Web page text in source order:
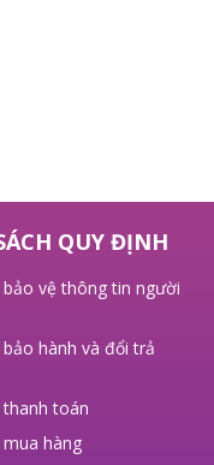
QUY ĐỊNH
bảo vệ thông tin người
bảo hành và đổi trả
thanh toán
mua hàng